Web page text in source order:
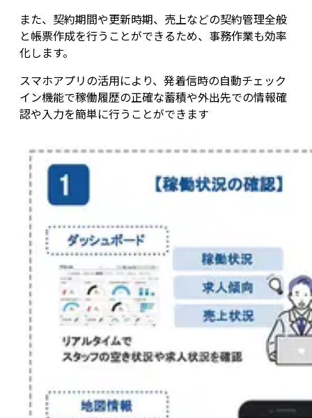
また、契約期間や更新時期、売上などの契約管理全般
と帳票作成を行うことができるため、事務作業も効率
化します。
スマホアプリの活用により、発着信時の自動チェック
イン機能で稼働履歴の正確な蓄積や外出先での情報確
認や入力を簡単に行うことができます